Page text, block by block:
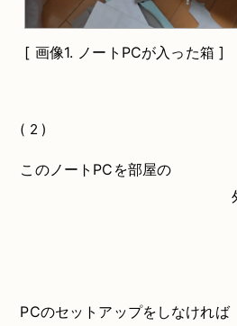
[ 画像1. ノートPCが入った箱 ]
( 2 )
このノートPCを部屋の
PCのセットアップをしなければ